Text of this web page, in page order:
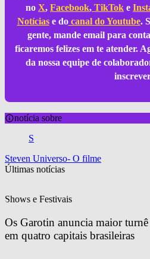
no X, Facebook, TikTok e
Notíciase docanal do Youtube.
gente, mande email para
ficaremos felizes em te atender.
da nossa equipe de
notícia sobre
S
Steven Universo- O filme
Últimas notícias
Shows e Festivais
Os Garotin anuncia maior
em quatro capitais brasileiras